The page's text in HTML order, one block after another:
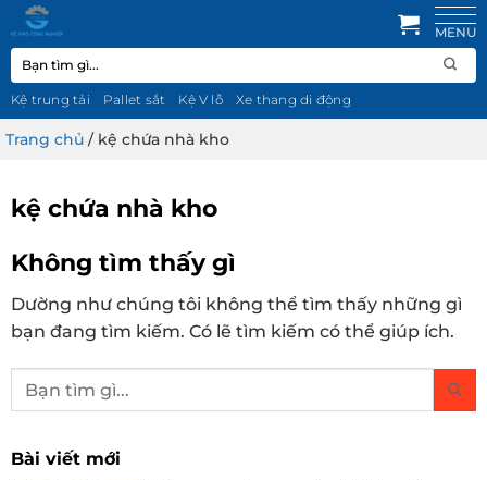
qua
nội
dung
Tìm
kiếm:
Kệ trung tải Pallet sắt Kệ V lỗ Xe thang di động
Trang chủ / kệ chứa nhà kho
kệ chứa nhà kho
Không tìm thấy gì
Dường như chúng tôi không thể tìm thấy những gì
bạn đang tìm kiếm. Có lẽ tìm kiếm có thể giúp ích.
Bài viết mới